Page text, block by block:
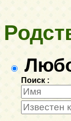
Поиск :